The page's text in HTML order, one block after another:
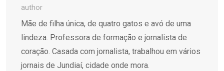
author
Mãe de filha única, de quatro gatos e avó de uma
lindeza. Professora de formação e jornalista de
coração. Casada com jornalista, trabalhou em vários
jornais de Jundiaí, cidade onde mora.